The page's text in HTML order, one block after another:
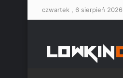
czwartek , 6 sierpień 2026